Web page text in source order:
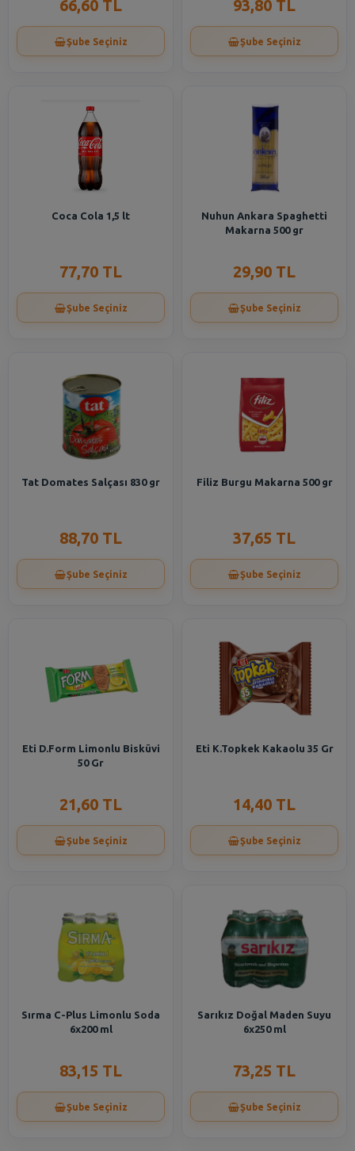
66,60 TL
Şube Seçiniz
93,80 TL
Şube Seçiniz
Coca Cola 1,5 lt
77,70 TL
Şube Seçiniz
Nuhun Ankara Spaghetti
Makarna 500 gr
29,90 TL
Şube Seçiniz
Tat Domates Salçası 830 gr
88,70 TL
Şube Seçiniz
Filiz Burgu Makarna 500 gr
37,65 TL
Şube Seçiniz
Eti D.Form Limonlu Bisküvi
50 Gr
21,60 TL
Şube Seçiniz
Eti K.Topkek Kakaolu 35 Gr
14,40 TL
Şube Seçiniz
Sırma C-Plus Limonlu Soda
6x200 ml
83,15 TL
Şube Seçiniz
Sarıkız Doğal Maden Suyu
6x250 ml
73,25 TL
Şube Seçiniz